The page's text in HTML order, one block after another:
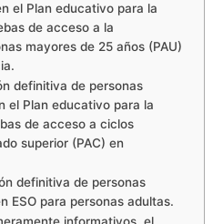
el Plan educativo para la
de acceso a la
mayores de 25 años (PAU)
definitiva de personas
el Plan educativo para la
de acceso a ciclos
superior (PAC) en
definitiva de personas
ESO para personas adultas.